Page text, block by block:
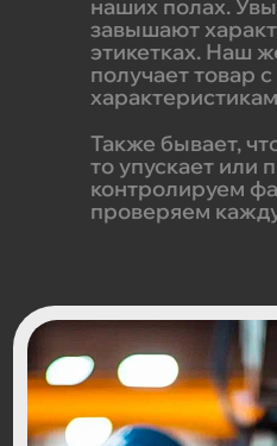
наших полах.
завышают
этикетках. Наш
получает товар
Также бывает,
то упускает или
контролируем
проверяем